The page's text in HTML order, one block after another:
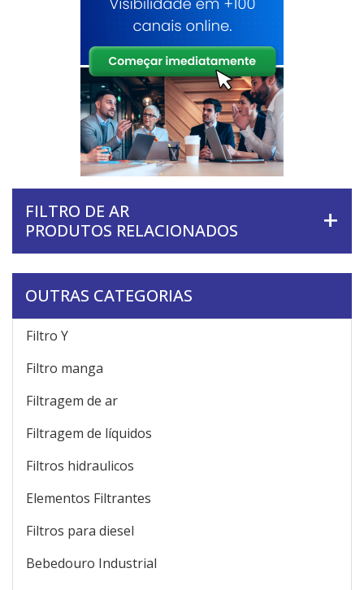
FILTRO DE AR
PRODUTOS RELACIONADOS
OUTRAS CATEGORIAS
Filtro Y
Filtro manga
Filtragem de ar
Filtragem de líquidos
Filtros hidraulicos
Elementos Filtrantes
Filtros para diesel
Bebedouro Industrial